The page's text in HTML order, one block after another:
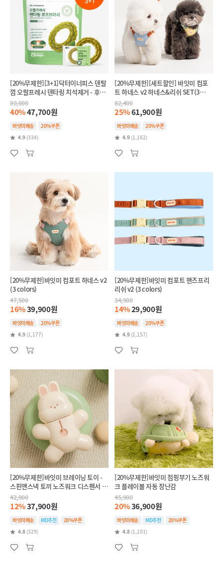
[20%무제한][3+1]닥터이너피스 덴탈
껌 오랄프레시 덴타링 치석제거 - 후코
이단(인텐시브,항산화)
80,000
40%47,700원
바잇미배송
20%쿠폰
4.9 (334)
[20%무제한][세트할인] 바잇미 컴포
트 하네스 v2 하네스&리쉬 SET(3
colors)
82,400
25%61,900원
바잇미배송
20%쿠폰
4.9 (1,162)
[20%무제한]바잇미 컴포트 하네스 v2
(3 colors)
47,500
16%39,900원
바잇미배송
20%쿠폰
4.9 (1,177)
[20%무제한]바잇미 컴포트 핸즈프리
리쉬 v2 (3 colors)
34,900
14%29,900원
바잇미배송
20%쿠폰
4.9 (1,157)
[20%무제한]바잇미 브레이닝 토이 -
스핀앤스낵 토끼 노즈워크 디스펜서 장
난감
42,900
12%37,900원
바잇미배송 MD추천
20%쿠폰
4.8 (329)
[20%무제한]바잇미 점핑부기 노즈워
크 플레이볼 자동 장난감
45,900
20%36,900원
바잇미배송 MD추천
20%쿠폰
4.8 (1,101)